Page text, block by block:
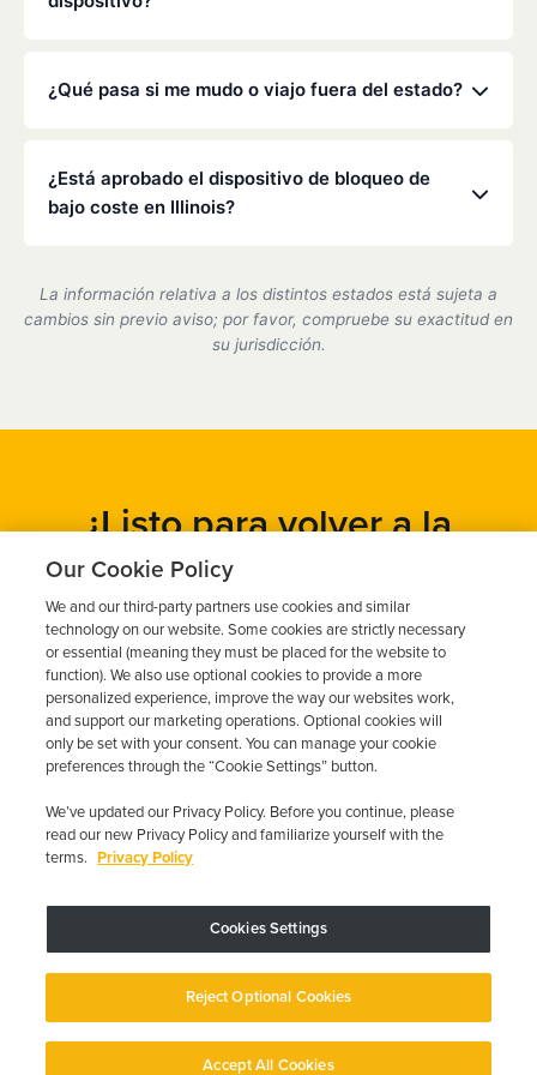
cada 30 a 90 días. Nuestros técnicos se asegurarán
¿Qué pasa si me mudo o viajo fuera del estado?
te mudas o viajas, podemos ayudarte a coordinar el
servicio en uno de nuestros centros asociados.
¿Está aprobado el dispositivo de bloqueo de
bajo coste en Illinois?
de encendido certificado por el estado de Illinois y
cumplimos plenamente con todos los requisitos del
La información relativa a los distintos estados está sujeta a
cambios sin previo aviso; por favor, compruebe su exactitud en
su jurisdicción.
¿Listo para volver a la
carretera?
Obtén un presupuesto gratuito en cuestión de minutos y
programa tu instalación hoy mismo.
Solicita un presupuesto gratuito
El dispositivo puede variar según los requisitos estatales; se aplican
Política de privacidad Sus opciones de privacidad
accesibilidad Gestionar cookies
Our Cookie Policy
We and our third-party partners use cookies and similar
technology on our website. Some cookies are strictly necessary
or essential (meaning they must be placed for the website to
function). We also use optional cookies to provide a more
personalized experience, improve the way our websites work,
and support our marketing operations. Optional cookies will
only be set with your consent. You can manage your cookie
preferences through the “Cookie Settings” button.
We’ve updated our Privacy Policy. Before you continue, please
read our new Privacy Policy and familiarize yourself with the
terms. Privacy Policy
Cookies Settings
Reject Optional Cookies
Accept All Cookies